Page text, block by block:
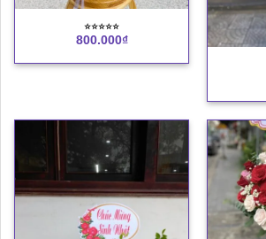
⭐︎⭐︎⭐︎⭐︎⭐︎
800.000₫